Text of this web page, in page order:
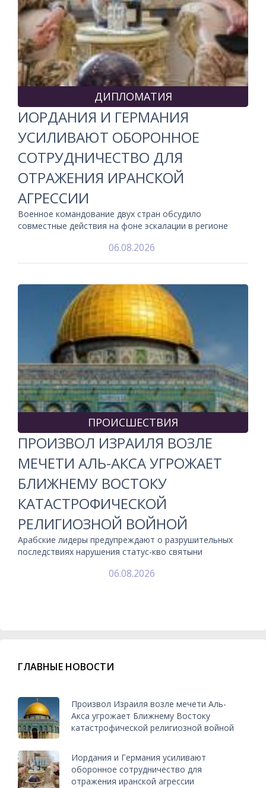
ДИПЛОМАТИЯ
ИОРДАНИЯ И ГЕРМАНИЯ
УСИЛИВАЮТ ОБОРОННОЕ
СОТРУДНИЧЕСТВО ДЛЯ
ОТРАЖЕНИЯ ИРАНСКОЙ
АГРЕССИИ
Военное командование двух стран обсудило
совместные действия на фоне эскалации в регионе
06.08.2026
ПРОИСШЕСТВИЯ
ПРОИЗВОЛ ИЗРАИЛЯ ВОЗЛЕ
МЕЧЕТИ АЛЬ-АКСА УГРОЖАЕТ
БЛИЖНЕМУ ВОСТОКУ
КАТАСТРОФИЧЕСКОЙ
РЕЛИГИОЗНОЙ ВОЙНОЙ
Арабские лидеры предупреждают о разрушительных
последствиях нарушения статус-кво святыни
06.08.2026
ГЛАВНЫЕ НОВОСТИ
Произвол Израиля возле мечети Аль-
Акса угрожает Ближнему Востоку
катастрофической религиозной войной
Иордания и Германия усиливают
оборонное сотрудничество для
отражения иранской агрессии